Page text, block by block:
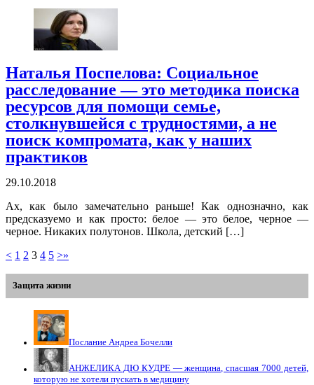
Наталья Поспелова: Социальное
расследование — это методика поиска
ресурсов для помощи семье,
столкнувшейся с трудностями, а не
поиск компромата, как у наших
практиков
29.10.2018
Ах, как было замечательно раньше! Как однозначно, как
предсказуемо и как просто: белое — это белое, черное —
черное. Никаких полутонов. Школа, детский […]
< 1 2 3 4 5 >»
Защита жизни
Послание Андреа Бочелли
АНЖЕЛИКА ДЮ КУДРЕ — женщина, спасшая 7000 детей,
которую не хотели пускать в медицину